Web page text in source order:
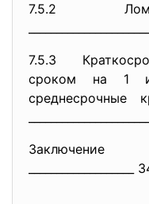
7.5.2
7.5.3
сроком на 1
среднесрочные
Заключение
___________________